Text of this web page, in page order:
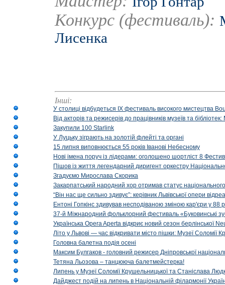
Конкурс (фестиваль):
Лисенка
Інші:
У столиці відбудеться IX фестиваль високого мистецтва
Від акторів та режисерів до працівників музеїв та
Закупили 100 Starlink
У Луцьку зіграють на золотій флейті та органі
15 липня виповнюється 55 років Іванові Небесному
Нові імена поруч із лідерами: оголошено шортліст 8
Пішов із життя легендарний диригент оркестру
Згадуємо Мирослава Скорика
Закарпатський народний хор отримав статус національного
“Він нас ще сильно здивує”: керівник Львівської опери
Ентоні Гопкінс здивував несподіваною зміною кар'єри у 88
37-й Міжнародний фольклорний фестиваль «Буковинські
Українська Opera Aperta відкриє новий сезон берлінської
Літо у Львові — час відкривати місто пішки: Музеї Соломії
Головна балетна подія осені
Максим Булгаков - головний режисер Дніпровської
Тетяна Льозова – танцююча балетмейстерка!
Липень у Музеї Соломії Крушельницької та Станіслава
Дайджест подій на липень в Національній філармонії